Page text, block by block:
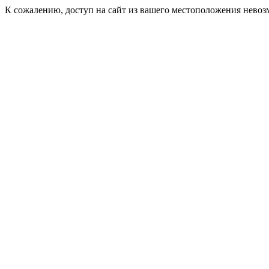
К сожалению, доступ на сайт из вашего местоположения